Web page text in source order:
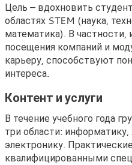
Цель – вдохновить
областях STEM (наука,
математика). В
посещения компаний и
карьеру, способствуют
интереса.
Контент и услуги
В течение учебного года
три области:
электронику.
квалифицированными